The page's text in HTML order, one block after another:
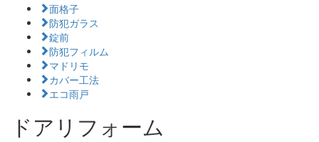
面格子
防犯ガラス
錠前
防犯フィルム
マドリモ
カバー工法
エコ雨戸
ドアリフォーム